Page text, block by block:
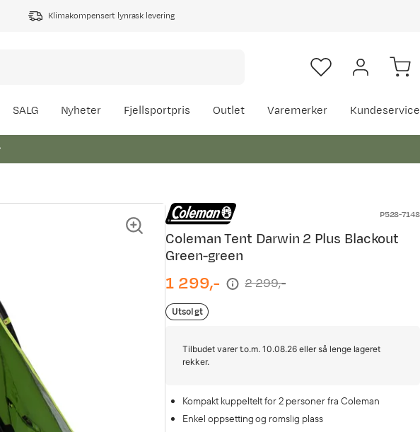
Klimakompensert lynrask levering
SALG Nyheter Fjellsportpris Outlet Varemerker Kundeservice
P528-7148
Coleman Tent Darwin 2 Plus Blackout
Green-green
discounted
price
1 299,-
original
price
2 299,-
Utsolgt
Tilbudet varer t.o.m. 10.08.26 eller så lenge lageret
rekker.
Kompakt kuppeltelt for 2 personer fra Coleman
Enkel oppsetting og romslig plass